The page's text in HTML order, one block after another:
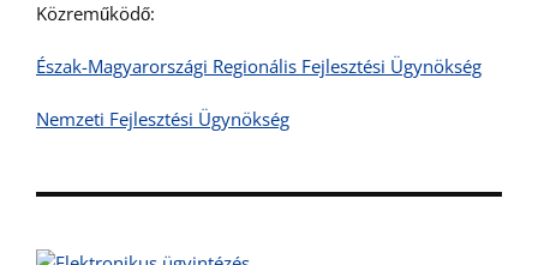
Közreműködő:
Észak-Magyarországi Regionális Fejlesztési Ügynökség
Nemzeti Fejlesztési Ügynökség